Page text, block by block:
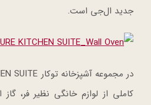
جدید ال‌جی است.
کاملی از لوازم خانگی نظیر فر،